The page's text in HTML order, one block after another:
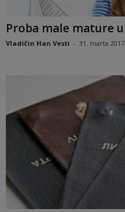
Proba male mature
Vladičin Han Vesti - 31. marta 2017.